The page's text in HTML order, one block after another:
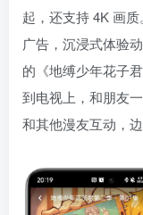
起，还支持 4K 画
广告，沉浸式体验
的《地缚少年花子
到电视上，和朋友
和其他漫友互动，